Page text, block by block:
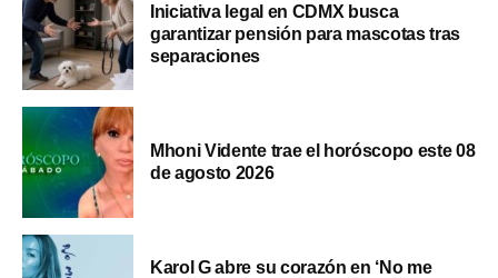
Iniciativa legal en CDMX busca
garantizar pensión para mascotas tras
separaciones
Mhoni Vidente trae el horóscopo este 08
de agosto 2026
Karol G abre su corazón en ‘No me